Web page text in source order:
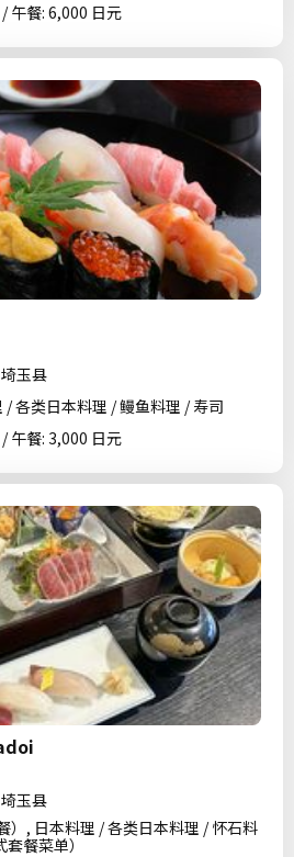
午餐: 6,000 日元
玉县
/ 各类日本料理 / 鳗鱼料理 / 寿司
午餐: 3,000 日元
玉县
）, 日本料理 / 各类日本料理 / 怀石料
餐菜单）